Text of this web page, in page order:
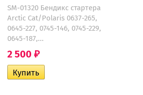
SM-01320 Бендикс стартера
Arctic Cat/Polaris 0637-265,
0645-227, 0745-146, 0745-229,
0645-187,...
2 500 ₽